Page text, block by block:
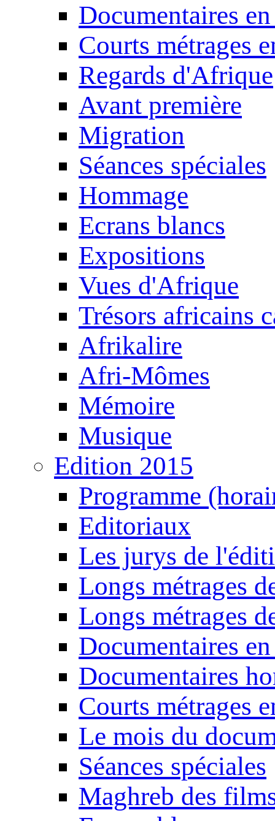
Documentaires
Courts métrages
Regards d'Afrique
Avant première
Migration
Séances spéciales
Hommage
Ecrans blancs
Expositions
Vues d'Afrique
Trésors africains
Afrikalire
Afri-Mômes
Mémoire
Musique
Edition 2015
Programme
Editoriaux
Les jurys de
Longs métrages
Longs métrages
Documentaires
Documentaires
Courts métrages
Le mois du
Séances spéciales
Maghreb des